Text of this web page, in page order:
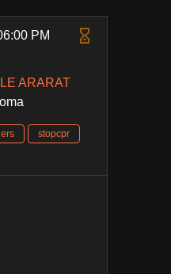
PM
ARARAT
stopcpr